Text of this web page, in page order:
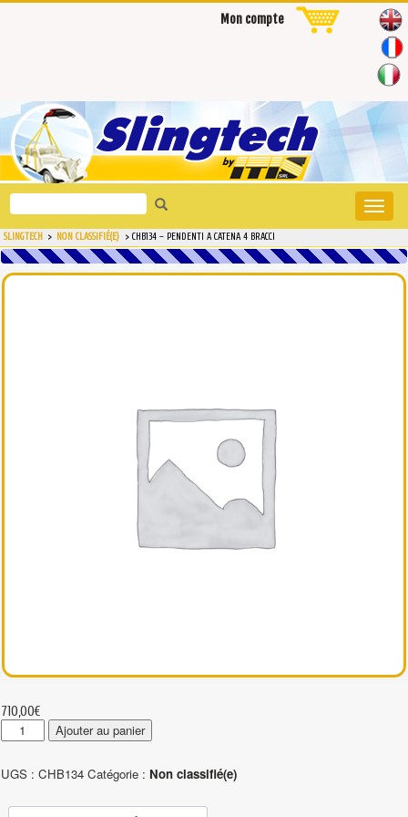
Mon compte
Toggle
Search
for:
SLINGTECH > NON CLASSIFIÉ(E) > CHB134 – PENDENTI A CATENA 4 BRACCI
710,00€
quantité
de
-
Ajouter au panier
UGS : CHB134 Catégorie : Non classifié(e)